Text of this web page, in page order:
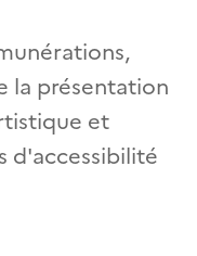
la présentation
et
d'accessibilité